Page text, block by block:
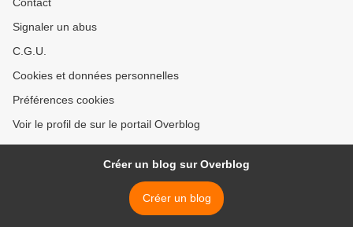
Signaler un abus
C.G.U.
Cookies et données personnelles
Préférences cookies
Voir le profil de sur le portail Overblog
Créer un blog sur Overblog
Créer un blog